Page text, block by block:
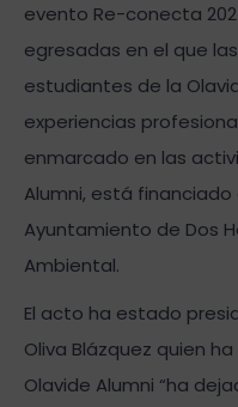
evento Re-conecta
egresadas en el que
estudiantes de la
experiencias
enmarcado en las
Alumni, está
Ayuntamiento de Dos
Ambiental.
El acto ha estado
Oliva Blázquez quien
Olavide Alumni “ha